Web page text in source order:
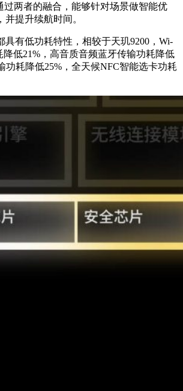
过两者的融合，能够针对场景做智能优
提升续航时间。
具有低功耗特性，相较于天玑9200，Wi-
低21%，高音质音频蓝牙传输功耗降低
功耗降低25%，全天候NFC智能选卡功耗